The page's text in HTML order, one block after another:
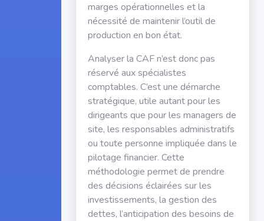
marges opérationnelles et la
nécessité de maintenir l’outil de
production en bon état.
Analyser la CAF n’est donc pas
réservé aux spécialistes
comptables. C’est une démarche
stratégique, utile autant pour les
dirigeants que pour les managers de
site, les responsables administratifs
ou toute personne impliquée dans le
pilotage financier. Cette
méthodologie permet de prendre
des décisions éclairées sur les
investissements, la gestion des
dettes, l’anticipation des besoins de